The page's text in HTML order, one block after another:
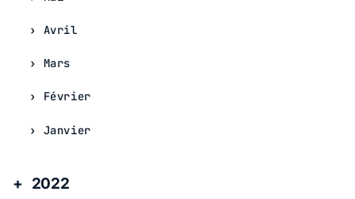
Avril
Mars
Février
Janvier
2022